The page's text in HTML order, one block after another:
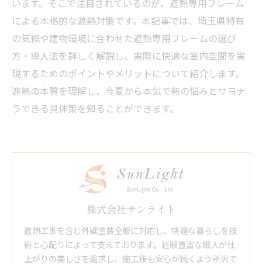
います。そこで注目されているのが、遮熱専用フレーム
による本格的な遮熱対策です。本記事では、埼玉県特有
の気候や建物環境に合わせた遮熱専用フレームの選び
方・導入法を詳しく解説し、実際に快適な室内空間を実
現するためのポイントやメリットについて紹介します。
遮熱の本質を理解し、今夏から本気で熱の悩みとサヨナ
ラできる具体策を知ることができます。
株式会社サンライト
遮熱工事を含む外壁塗装全般に対応し、快適な暮らしを技
術と心配りによって支えております。経験豊富な職人が仕
上がりの美しさを追求し、施工後も安心が続くよう所沢で